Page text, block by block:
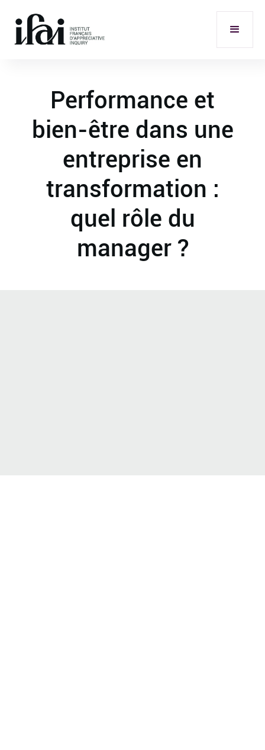
Performance et
bien-être dans une
entreprise en
transformation :
quel rôle du
manager ?